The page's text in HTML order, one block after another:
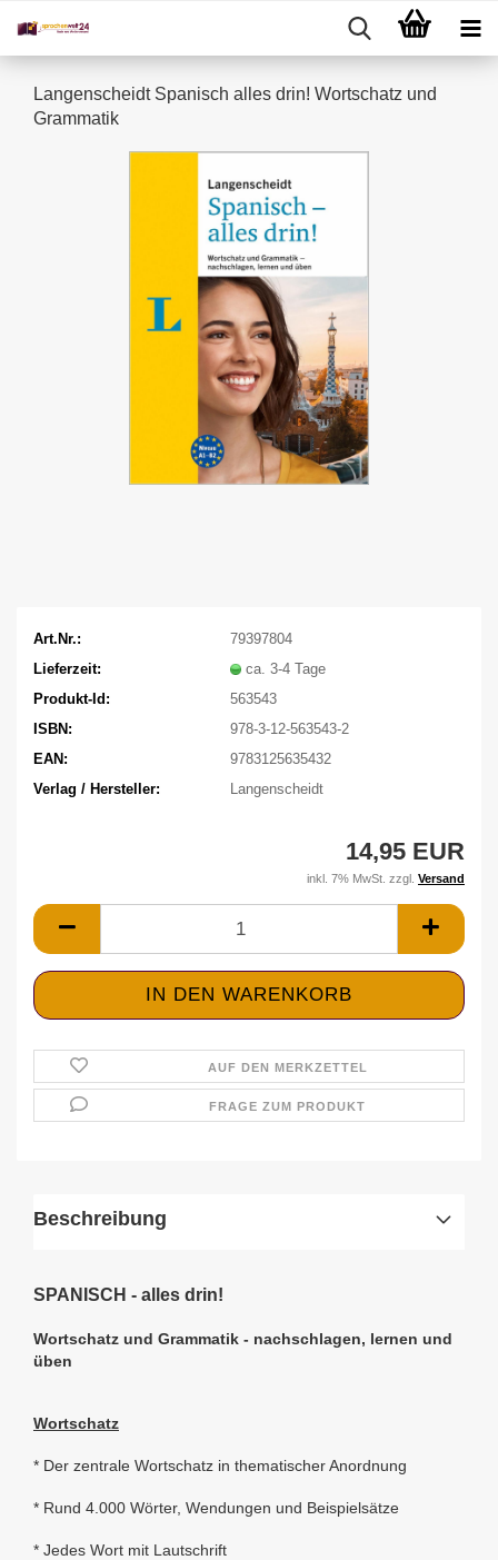
Langenscheidt Spanisch alles drin! Wortschatz und
Grammatik
Art.Nr.:
79397804
Lieferzeit:
ca. 3-4 Tage
Produkt-Id:
563543
ISBN:
978-3-12-563543-2
EAN:
9783125635432
Verlag / Hersteller:
Langenscheidt
14,95 EUR
inkl. 7% MwSt. zzgl. Versand
AUF DEN MERKZETTEL
FRAGE ZUM PRODUKT
Beschreibung
SPANISCH - alles drin!
Wortschatz und Grammatik - nachschlagen, lernen und
üben
Wortschatz
* Der zentrale Wortschatz in thematischer Anordnung
* Rund 4.000 Wörter, Wendungen und Beispielsätze
* Jedes Wort mit Lautschrift